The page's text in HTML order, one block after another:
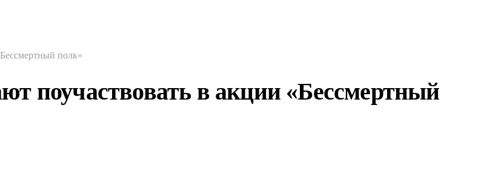
полк»
поучаствовать в акции «Бессмертный